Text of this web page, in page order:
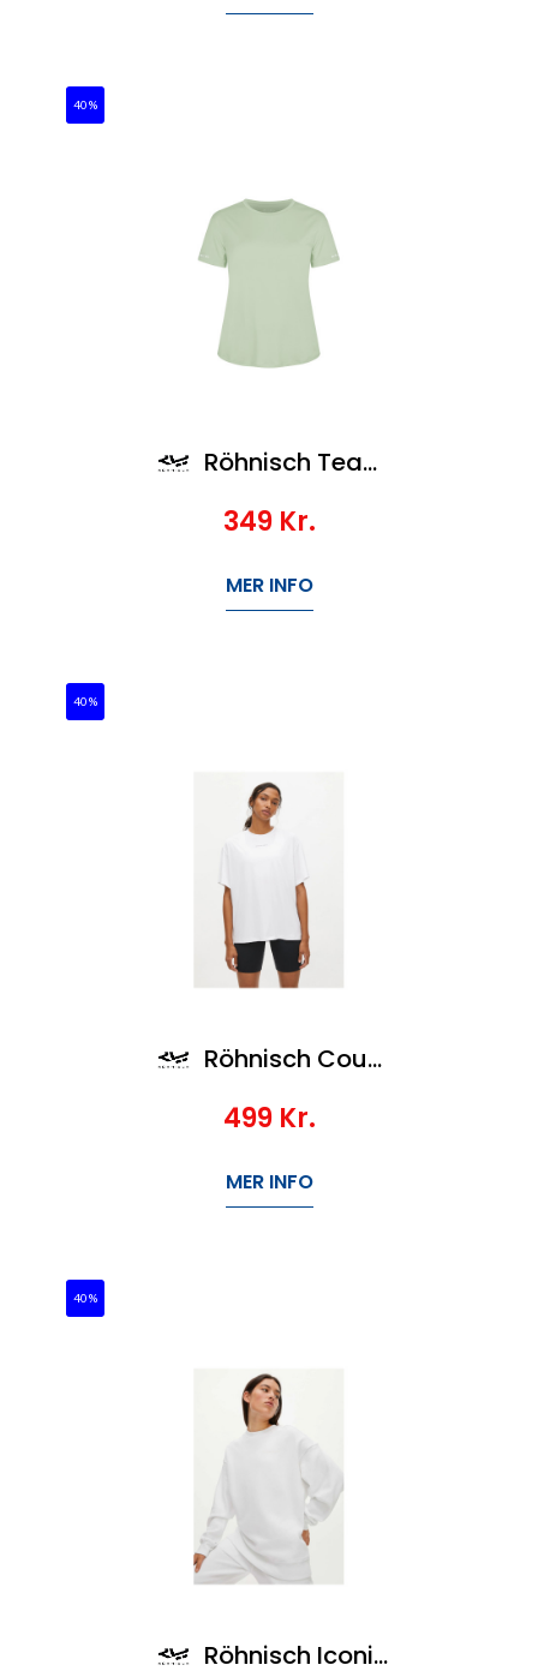
40%
Röhnisch Team Logo Tee
349 Kr.
MER INFO
40%
Röhnisch Court T-Shirt
499 Kr.
MER INFO
40%
Röhnisch Iconic Sweatshirt